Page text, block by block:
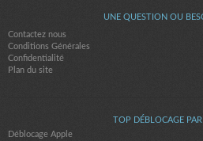
UNE QUESTION OU
Contactez nous
Conditions Générales
Confidentialité
Plan du site
TOP DÉBLOCAGE
Déblocage Apple